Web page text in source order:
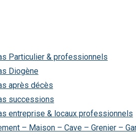
Particulier & professionnels
Diogène
après décès
successions
entreprise & locaux professionnels
– Maison – Cave – Grenier –